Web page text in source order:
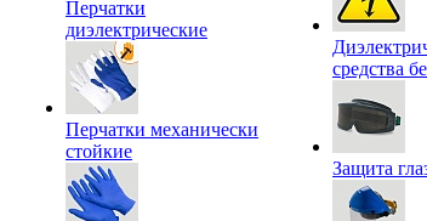
Перчатки
диэлектрические
Перчатки механически
стойкие
средства
Защита